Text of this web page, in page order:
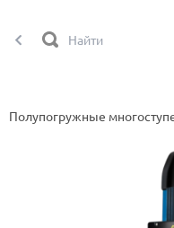
Полупогружные